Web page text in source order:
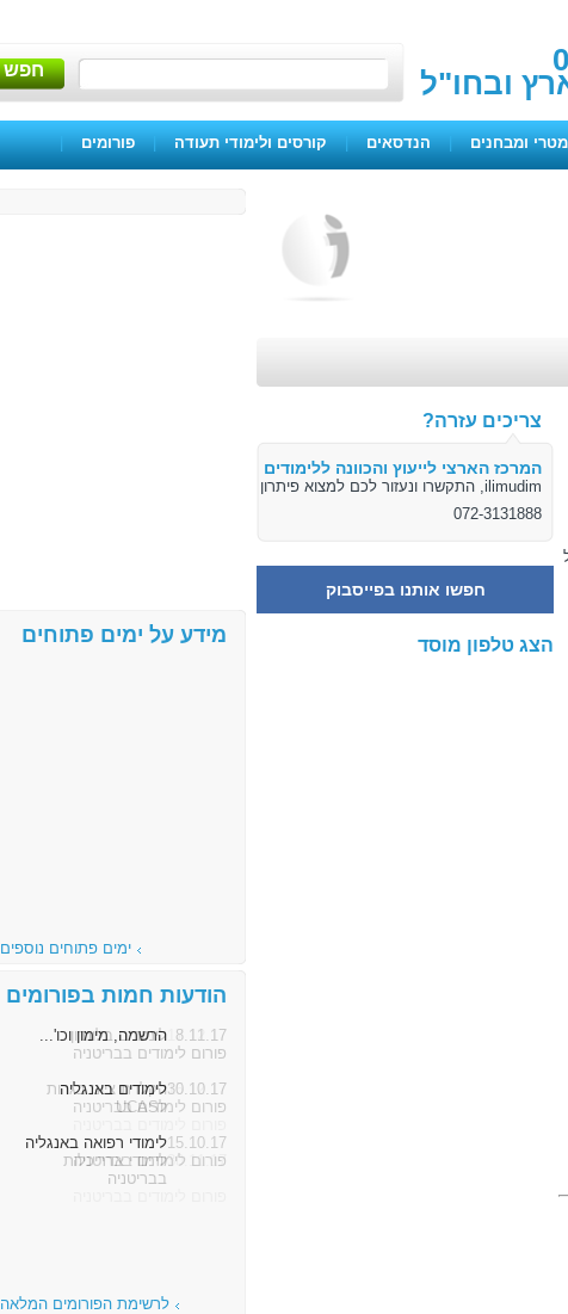
ובחו"ל חפש
ומבחנים | הנדסאים | קורסים ולימודי תעודה | פורומים |
צריכים עזרה?
המרכז הארצי לייעוץ והכוונה ללימודים
ilimudim, התקשרו ונעזור לכם למצוא פיתרון
072-3131888
חפשו אותנו בפייסבוק
הצג טלפון מוסד מידע על ימים פתוחים
ימים פתוחים נוספים
הודעות חמות בפורומים
8.11.17 הרשמה, מימון וכו'...
פורום לימודים בבריטניה
30.10.17לימודים באנגליה
פורום לימודים בבריטניה
15.10.17לימודי רפואה באנגליה
פורום לימודים בבריטניה
לרשימת הפורומים המלאה